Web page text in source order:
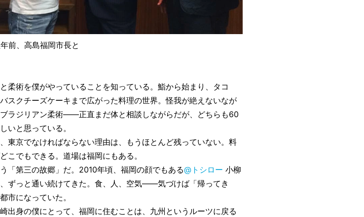
前、高島福岡市長と
柔術を僕がやっていることを知っている。鮨から始まり、タコ
スクチーズケーキまで広がった料理の世界。怪我が絶えないなが
ラジリアン柔術——正直まだ体と相談しながらだが、どちらも60
いと思っている。
東京でなければならない理由は、もうほとんど残っていない。料
こでもできる。道場は福岡にもある。
「第三の故郷」だ。2010年頃、福岡の顔でもある@トシロー 小柳
ずっと通い続けてきた。食、人、空気——気づけば「帰ってき
市になっていた。
出身の僕にとって、福岡に住むことは、九州というルーツに戻る